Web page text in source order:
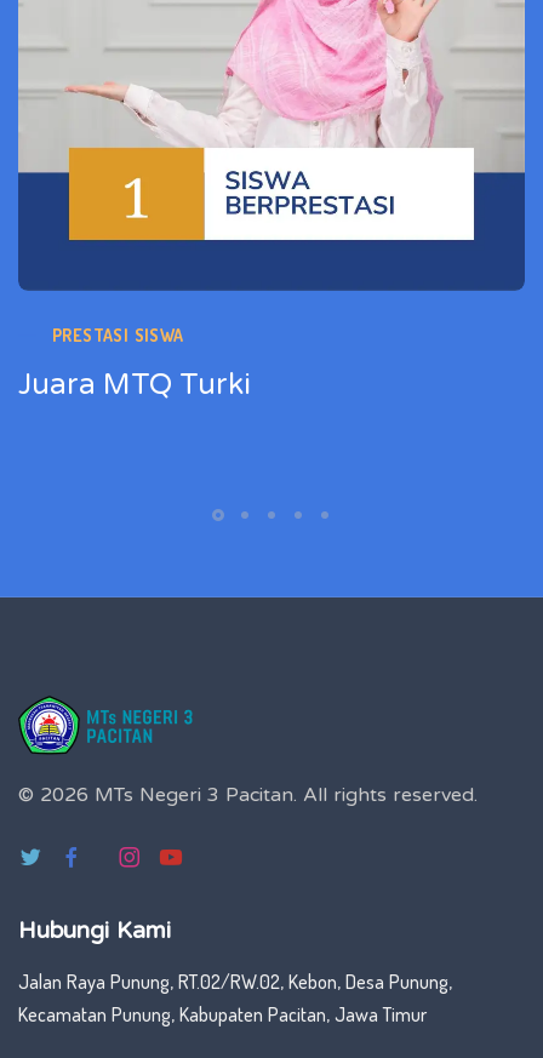
PRESTASI SISWA
Juara MTQ Turki
© 2026 MTs Negeri 3 Pacitan. All rights reserved.
Hubungi Kami
Jalan Raya Punung, RT.02/RW.02, Kebon, Desa Punung,
Kecamatan Punung, Kabupaten Pacitan, Jawa Timur